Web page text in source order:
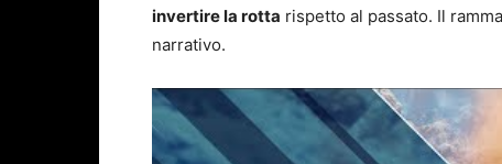
invertire la rotta rispetto al passato. Il
narrativo.